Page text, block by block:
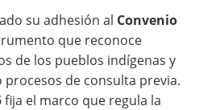
su adhesión al Convenio
que reconoce
de los pueblos indígenas y
procesos de consulta previa.
fija el marco que regula la